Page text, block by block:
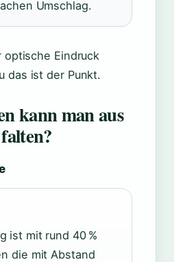
Umschlag.
optische Eindruck
das ist der Punkt.
kann man aus
ist mit rund 40 %
die mit Abstand